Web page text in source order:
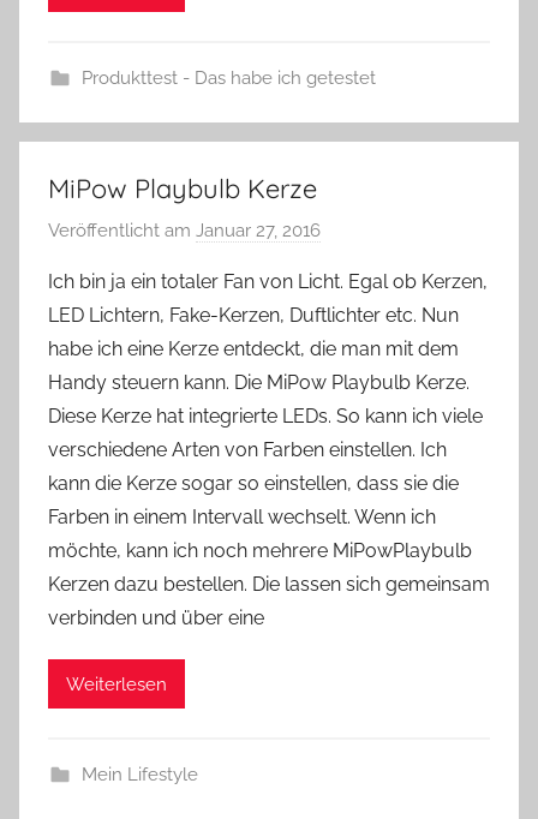
Produkttest - Das habe ich getestet
MiPow Playbulb Kerze
Veröffentlicht am Januar 27, 2016
n
Y
v
o
n
n
e
Ich bin ja ein totaler Fan von Licht. Egal ob Kerzen,
LED Lichtern, Fake-Kerzen, Duftlichter etc. Nun
habe ich eine Kerze entdeckt, die man mit dem
Handy steuern kann. Die MiPow Playbulb Kerze.
Diese Kerze hat integrierte LEDs. So kann ich viele
verschiedene Arten von Farben einstellen. Ich
kann die Kerze sogar so einstellen, dass sie die
Farben in einem Intervall wechselt. Wenn ich
möchte, kann ich noch mehrere MiPowPlaybulb
Kerzen dazu bestellen. Die lassen sich gemeinsam
verbinden und über eine
Weiterlesen
Mein Lifestyle